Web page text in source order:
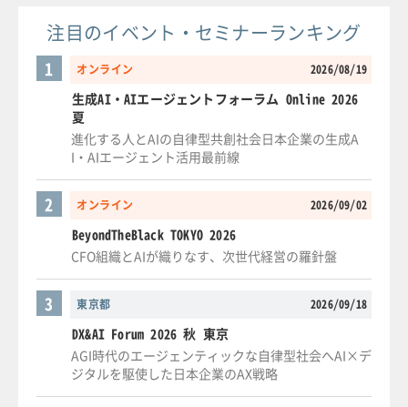
注目のイベント・セミナーランキング
オンライン 2026/08/19
1
生成AI・AIエージェントフォーラム Online 2026
夏
進化する人とAIの自律型共創社会日本企業の生成A
I・AIエージェント活用最前線
オンライン 2026/09/02
2
BeyondTheBlack TOKYO 2026
CFO組織とAIが織りなす、次世代経営の羅針盤
東京都 2026/09/18
3
DX&AI Forum 2026 秋 東京
AGI時代のエージェンティックな自律型社会へAI×デ
ジタルを駆使した日本企業のAX戦略